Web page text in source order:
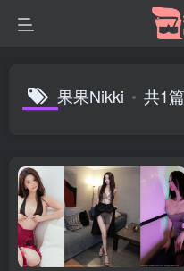
果果Nikki 共1篇